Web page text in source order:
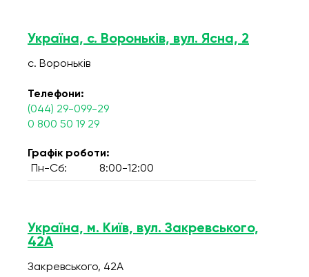
Україна, с. Вороньків, вул. Ясна, 2
с. Вороньків
Телефони:
(044) 29-099-29
0 800 50 19 29
Графік роботи:
Пн-Сб:
8:00-12:00
Україна, м. Київ, вул. Закревського,
42А
Закревського, 42А